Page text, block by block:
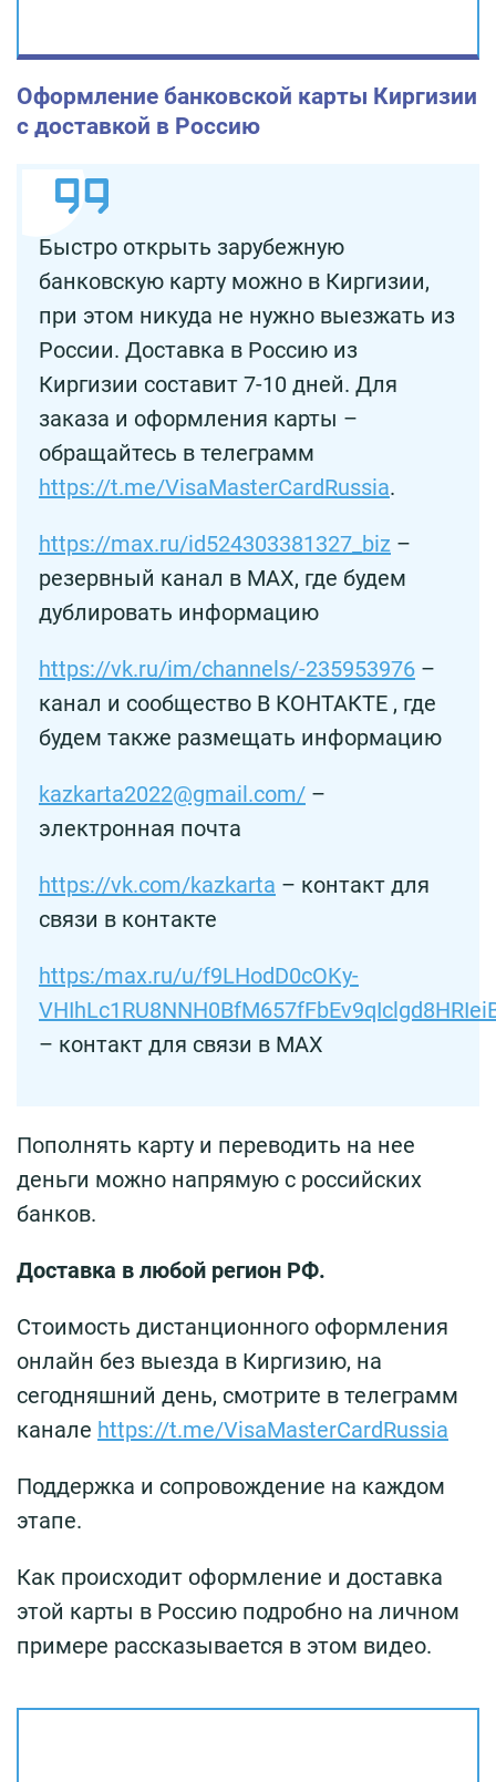
Оформление банковской карты Киргизии
с доставкой в Россию
Быстро открыть зарубежную
банковскую карту можно в Киргизии,
при этом никуда не нужно выезжать из
России. Доставка в Россию из
Киргизии составит 7-10 дней. Для
заказа и оформления карты –
обращайтесь в телеграмм
https://t.me/VisaMasterCardRussia.
https://max.ru/id524303381327_biz –
резервный канал в MAX, где будем
дублировать информацию
https://vk.ru/im/channels/-235953976 –
канал и сообщество В КОНТАКТЕ , где
будем также размещать информацию
kazkarta2022@gmail.com/ –
электронная почта
https://vk.com/kazkarta – контакт для
связи в контакте
https:/max.ru/u/f9LHodD0cOKy-
– контакт для связи в MAX
Пополнять карту и переводить на нее
деньги можно напрямую с российских
банков.
Доставка в любой регион РФ.
Стоимость дистанционного оформления
онлайн без выезда в Киргизию, на
сегодняшний день, смотрите в телеграмм
канале https://t.me/VisaMasterCardRussia
Поддержка и сопровождение на каждом
этапе.
Как происходит оформление и доставка
этой карты в Россию подробно на личном
примере рассказывается в этом видео.